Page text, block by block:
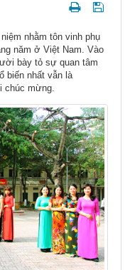
nhằm tôn vinh phụ
năm ở Việt Nam. Vào
bày tỏ sự quan tâm
biến nhất vẫn là
chúc mừng.